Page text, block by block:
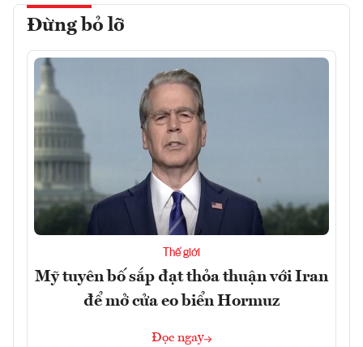
Đừng bỏ lỡ
Thế giới
Mỹ tuyên bố sắp đạt thỏa thuận với Iran
để mở cửa eo biển Hormuz
Đọc ngay